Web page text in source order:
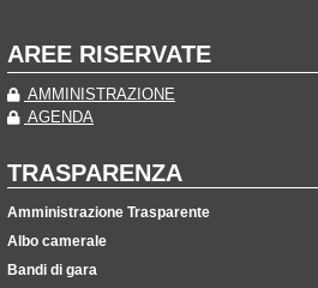
AREE RISERVATE
AMMINISTRAZIONE
AGENDA
TRASPARENZA
Amministrazione Trasparente
Albo camerale
Bandi di gara